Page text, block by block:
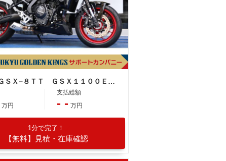
スズキ ＧＳＸ−８ＴＴ ＧＳＸ１１００Ｅカラー オリジナルペイント
万円
支払総額
- - 万円
1分で完了！
【無料】見積・在庫確認